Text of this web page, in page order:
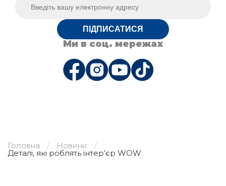
ПІДПИСАТИСЯ
Ми в соц. мережах
Головна Новини
Деталі, які роблять інтер’єр WOW